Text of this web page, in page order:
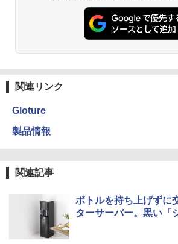
関連リンク
Gloture
製品情報
関連記事
ボトルを持ち上げずに
ターサーバー。黒い「